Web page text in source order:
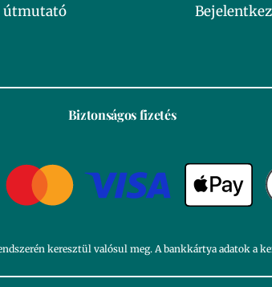
útmutató
Biztonságos fizetés
keresztül valósul meg. A bankkártya adatok a